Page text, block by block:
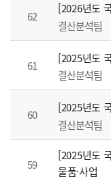
62
[2026년도
결산분석팀
61
[2025년도
결산분석팀
60
[2025년도
결산분석팀
59
[2025년도
물품·사업